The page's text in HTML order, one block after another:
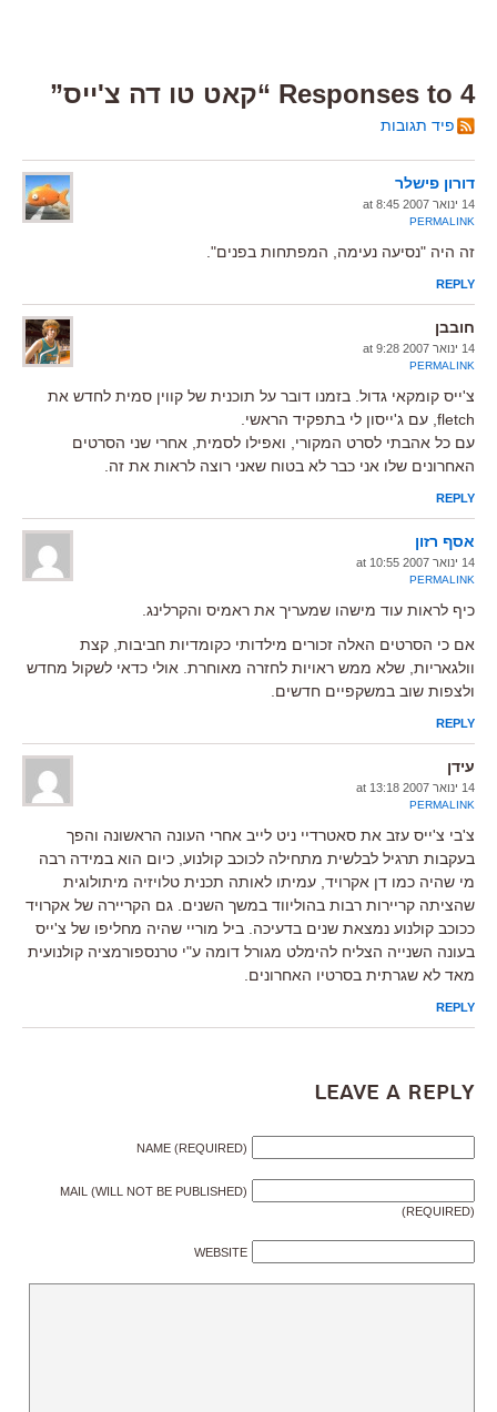
4 Responses to “קאט טו דה צ'ייס”
פיד תגובות
דורון פישלר
14 ינואר 2007 at 8:45
PERMALINK
זה היה "נסיעה נעימה, המפתחות בפנים".
REPLY
חובבן
14 ינואר 2007 at 9:28
PERMALINK
צ'ייס קומקאי גדול. בזמנו דובר על תוכנית של קווין סמית לחדש את
fletch, עם ג'ייסון לי בתפקיד הראשי.
עם כל אהבתי לסרט המקורי, ואפילו לסמית, אחרי שני הסרטים
האחרונים שלו אני כבר לא בטוח שאני רוצה לראות את זה.
REPLY
אסף רזון
14 ינואר 2007 at 10:55
PERMALINK
כיף לראות עוד מישהו שמעריך את ראמיס והקרלינג.
אם כי הסרטים האלה זכורים מילדותי כקומדיות חביבות, קצת
וולגאריות, שלא ממש ראויות לחזרה מאוחרת. אולי כדאי לשקול מחדש
ולצפות שוב במשקפיים חדשים.
REPLY
עידן
14 ינואר 2007 at 13:18
PERMALINK
צ'בי צ'ייס עזב את סאטרדיי ניט לייב אחרי העונה הראשונה והפך
בעקבות תרגיל לבלשית מתחילה לכוכב קולנוע, כיום הוא במידה רבה
מי שהיה כמו דן אקרויד, עמיתו לאותה תכנית טלויזיה מיתולוגית
שהציתה קריירות רבות בהוליווד במשך השנים. גם הקריירה של אקרויד
ככוכב קולנוע נמצאת שנים בדעיכה. ביל מוריי שהיה מחליפו של צ'ייס
בעונה השנייה הצליח להימלט מגורל דומה ע"י טרנספורמציה קולנועית
מאד לא שגרתית בסרטיו האחרונים.
REPLY
Leave a Reply
NAME (REQUIRED)
MAIL (WILL NOT BE PUBLISHED)
(REQUIRED)
WEBSITE